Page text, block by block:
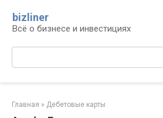
контенту
bizliner
Всё о бизнесе и инвестициях
Поиск:
Главная » Дебетовые карты